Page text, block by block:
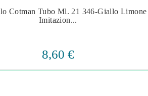
 
Cotman Tubo Ml. 21 346-Giallo Limone
Imitazion...
8,60 €